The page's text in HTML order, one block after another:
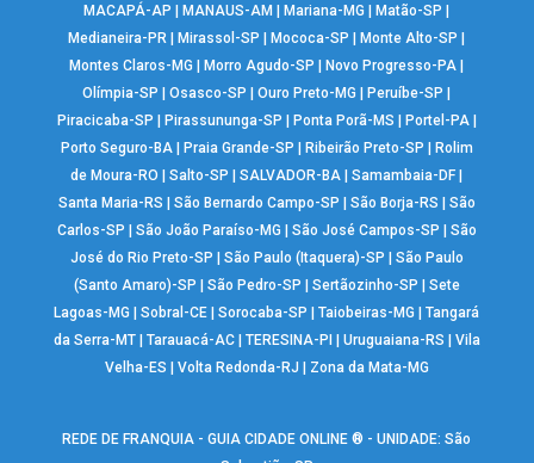
MACAPÁ-AP |MANAUS-AM |Mariana-MG |Matão-SP |
Medianeira-PR |Mirassol-SP |Mococa-SP |Monte Alto-SP |
Montes Claros-MG |Morro Agudo-SP |Novo Progresso-PA |
Olímpia-SP |Osasco-SP |Ouro Preto-MG |Peruíbe-SP |
Piracicaba-SP | Pirassununga-SP | Ponta Porã-MS | Portel-PA|
Porto Seguro-BA| Praia Grande-SP | Ribeirão Preto-SP | Rolim
de Moura-RO |Salto-SP |SALVADOR-BA |Samambaia-DF |
Santa Maria-RS | São Bernardo Campo-SP | São Borja-RS | São
Carlos-SP | São João Paraíso-MG | São José Campos-SP | São
José do Rio Preto-SP | São Paulo (Itaquera)-SP | São Paulo
(Santo Amaro)-SP | São Pedro-SP | Sertãozinho-SP | Sete
Lagoas-MG |Sobral-CE |Sorocaba-SP |Taiobeiras-MG |Tangará
da Serra-MT| Tarauacá-AC| TERESINA-PI | Uruguaiana-RS | Vila
Velha-ES | Volta Redonda-RJ | Zona da Mata-MG
REDE DE FRANQUIA - GUIA CIDADE ONLINE ® - UNIDADE: São